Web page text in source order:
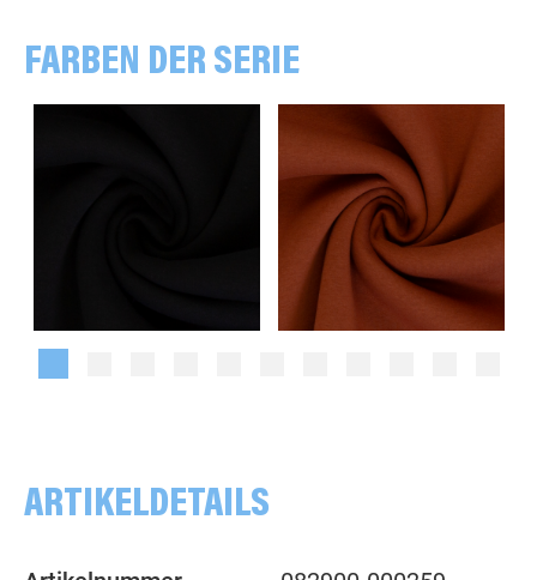
FARBEN DER SERIE
ARTIKELDETAILS